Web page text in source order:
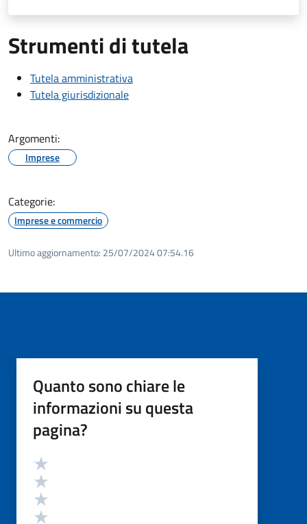
Strumenti di tutela
Tutela amministrativa
Tutela giurisdizionale
Argomenti:
Imprese
Categorie:
Imprese e commercio
Ultimo aggiornamento: 25/07/2024 07:54.16
Quanto sono chiare le
informazioni su questa
pagina?
Valutazione